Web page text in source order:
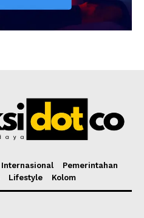
Internasional
Pemerintahan
Lifestyle Kolom